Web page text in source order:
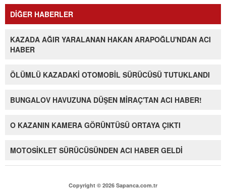
DİĞER HABERLER
KAZADA AĞIR YARALANAN HAKAN ARAPOĞLU'NDAN ACI
HABER
ÖLÜMLÜ KAZADAKİ OTOMOBİL SÜRÜCÜSÜ TUTUKLANDI
BUNGALOV HAVUZUNA DÜŞEN MİRAÇ'TAN ACI HABER!
O KAZANIN KAMERA GÖRÜNTÜSÜ ORTAYA ÇIKTI
MOTOSİKLET SÜRÜCÜSÜNDEN ACI HABER GELDİ
Copyright © 2026 Sapanca.com.tr